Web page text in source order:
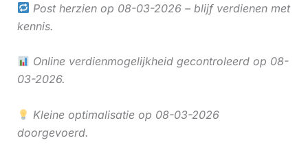
Post herzien op 08-03-2026 – blijf verdienen met
kennis.
Online verdienmogelijkheid gecontroleerd op 08-
03-2026.
Kleine optimalisatie op 08-03-2026
doorgevoerd.